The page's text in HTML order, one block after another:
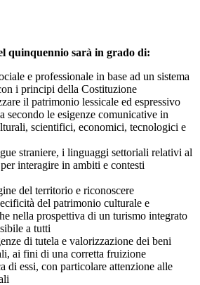
quinquennio sarà in grado di:
e professionale in base ad un sistema
i principi della Costituzione
il patrimonio lessicale ed espressivo
secondo le esigenze comunicative in
scientifici, economici, tecnologici e
straniere, i linguaggi settoriali relativi al
interagire in ambiti e contesti
del territorio e riconoscere
del patrimonio culturale e
nella prospettiva di un turismo integrato
a tutti
di tutela e valorizzazione dei beni
ai fini di una corretta fruizione
di essi, con particolare attenzione alle